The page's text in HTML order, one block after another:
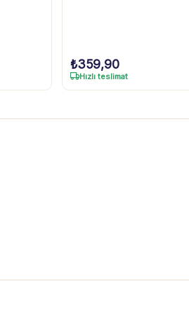
₺359,90
Hızlı teslimat